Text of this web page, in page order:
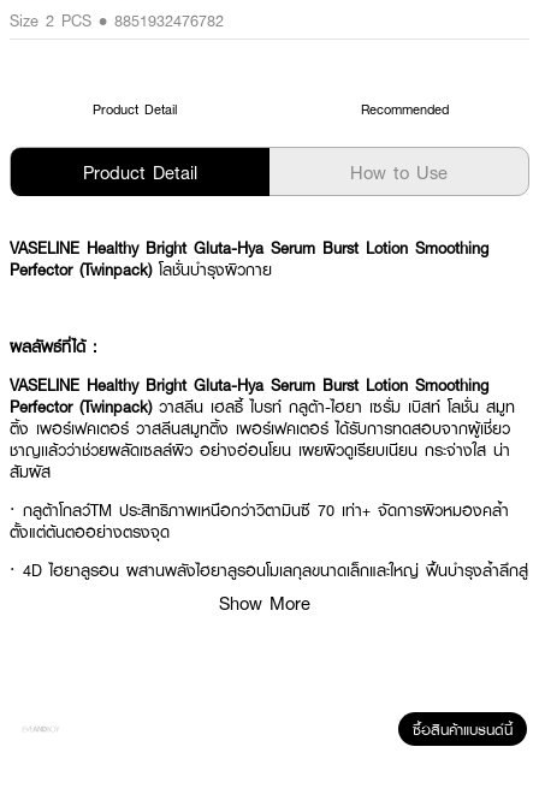
Size 2 PCS • 8851932476782
Product Detail Recommended
Product Detail How to Use
VASELINE Healthy Bright Gluta-Hya Serum Burst Lotion Smoothing
Perfector (Twinpack) โลชั่นบำรุงผิวกาย
ผลลัพธ์ที่ได้ :
VASELINE Healthy Bright Gluta-Hya Serum Burst Lotion Smoothing
Perfector (Twinpack) วาสลีน เฮลธี้ ไบรท์ กลูต้า-ไฮยา เซรั่ม เบิสท์ โลชั่น สมูท
ติ้ง เพอร์เฟคเตอร์ วาสลีนสมูทติ้ง เพอร์เฟคเตอร์ ได้รับการทดสอบจากผู้เชี่ยว
ชาญเเล้วว่าช่วยผลัดเซลล์ผิว อย่างอ่อนโยน เผยผิวดูเรียบเนียน กระจ่างใส น่า
สัมผัส
· กลูต้าโกลว์TM ประสิทธิภาพเหนือกว่าวิตามินซี 70 เท่า+ จัดการผิวหมองคล้ำ
ตั้งแต่ต้นตออย่างตรงจุด
· 4D ไฮยาลูรอน ผสานพลังไฮยาลูรอนโมเลกุลขนาดเล็กและใหญ่ ฟื้นบำรุงล้ำลึกสู่
ชั้นผิว บูสต์ความชุ่มชื้นเสมือนเติมน้ำให้ผิว ช่วยให้ผิวดูฉ่ำโกลว์จากภายใน
· ผ่านการทดสอบเเล้วว่าช่วยให้ผิวดูเรียบเนียน กระจ่างใสใน 5 วัน°
Show More
ซื้อสินค้าแบรนด์นี้